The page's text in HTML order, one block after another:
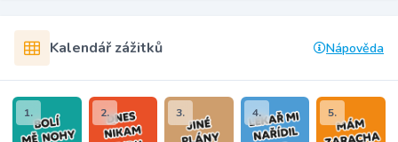
Kalendář zážitků Nápověda
1. 2. 3. 4. 5.